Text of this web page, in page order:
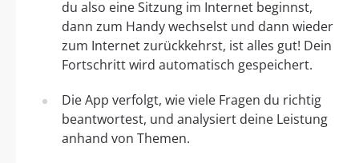
du also eine Sitzung im Internet beginnst,
dann zum Handy wechselst und dann wieder
zum Internet zurückkehrst, ist alles gut! Dein
Fortschritt wird automatisch gespeichert.
Die App verfolgt, wie viele Fragen du richtig
beantwortest, und analysiert deine Leistung
anhand von Themen.